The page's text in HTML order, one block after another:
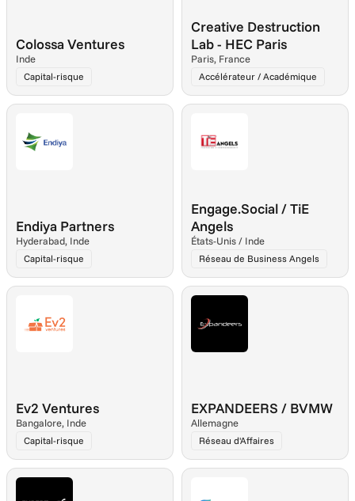
Colossa Ventures
Inde
Capital-risque
Creative Destruction
Lab - HEC Paris
Paris, France
Accélérateur / Académique
Endiya Partners
Hyderabad, Inde
Capital-risque
Engage.Social / TiE
Angels
États-Unis / Inde
Réseau de Business Angels
Ev2 Ventures
Bangalore, Inde
Capital-risque
EXPANDEERS / BVMW
Allemagne
Réseau d'Affaires